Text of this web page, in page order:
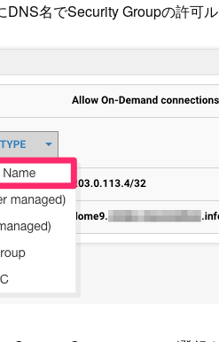
DNS名でSecurity Groupの許可